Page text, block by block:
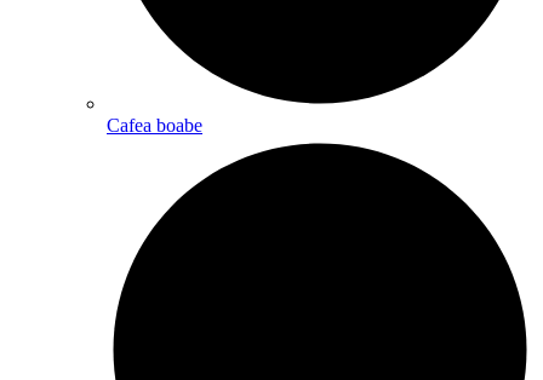
Cafea boabe